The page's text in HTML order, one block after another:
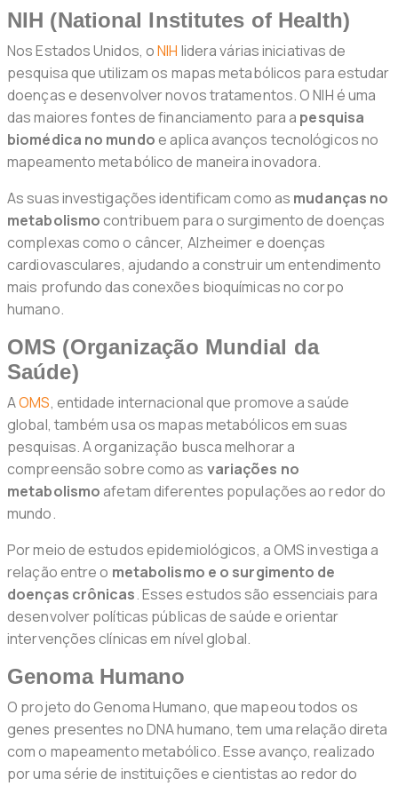
NIH (National Institutes of Health)
Nos Estados Unidos, oNIH lidera várias iniciativas de
pesquisa que utilizam os mapas metabólicos para estudar
doenças e desenvolver novos tratamentos. O NIH é uma
das maiores fontes de financiamento para a pesquisa
biomédica no mundoe aplica avanços tecnológicos no
mapeamento metabólico de maneira inovadora.
As suas investigações identificam como as mudanças no
metabolismocontribuem para o surgimento de doenças
complexas como o câncer, Alzheimer e doenças
cardiovasculares, ajudando a construir um entendimento
mais profundo das conexões bioquímicas no corpo
humano.
OMS (Organização Mundial da
Saúde)
AOMS, entidade internacional que promove a saúde
global, também usa os mapas metabólicos em suas
pesquisas. A organização busca melhorar a
compreensão sobre como as variações no
metabolismoafetam diferentes populações ao redor do
mundo.
Por meio de estudos epidemiológicos, a OMS investiga a
relação entre o metabolismo e o surgimento de
doenças crônicas. Esses estudos são essenciais para
desenvolver políticas públicas de saúde e orientar
intervenções clínicas em nível global.
Genoma Humano
O projeto do Genoma Humano, que mapeou todos os
genes presentes no DNA humano, tem uma relação direta
com o mapeamento metabólico. Esse avanço, realizado
por uma série de instituições e cientistas ao redor do